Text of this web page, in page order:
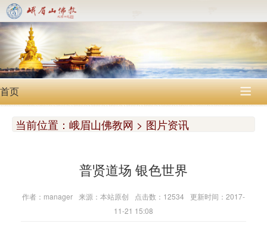
首页 
当前位置： 峨眉山佛教网 > 图片资讯
普贤道场 银色世界
作者：manager 来源：本站原创 点击数：12534
更新时间：2017-
11-21 15:08